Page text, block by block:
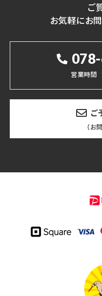
ご
お気軽にお
営業時間
ご
（お